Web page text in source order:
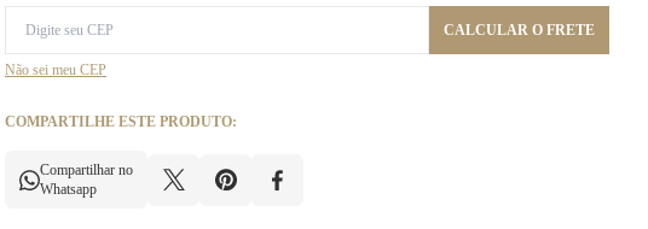
CALCULAR O FRETE
Não sei meu CEP
COMPARTILHE ESTE PRODUTO:
Compartilhar no
Whatsapp